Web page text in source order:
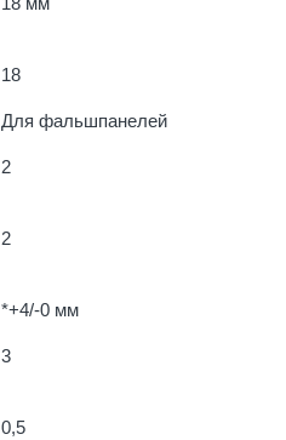
18
Для фальшпанелей
2
2
*+4/-0 мм
3
0,5